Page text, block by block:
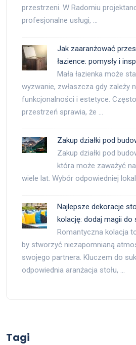
przestrzeni. W Radomiu
profesjonalne usługi, …
Jak zaaranżować
łazience: pomysły i
Mała łazienka może
wyzwanie, zwłaszcza gdy zależy
funkcjonalności i estetyce.
przestrzeń sprawia, że …
Zakup działki pod
Zakup działki pod
która może zaważyć
wiele lat. Wybór odpowiedniej
Najlepsze dekoracje
kolację: dodaj magii
Romantyczna kolacja
by stworzyć niezapomnianą
swojego partnera. Kluczem do
odpowiednia aranżacja stołu, …
Tagi